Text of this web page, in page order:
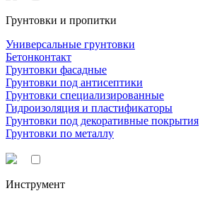
Грунтовки и пропитки
Универсальные грунтовки
Бетонконтакт
Грунтовки фасадные
Грунтовки под антисептики
Грунтовки специализированные
Гидроизоляция и пластификаторы
Грунтовки под декоративные покрытия
Грунтовки по металлу
Инструмент